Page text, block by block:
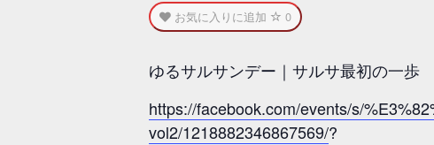
お気に入りに追加 0
ゆるサルサンデー｜サルサ最初の一
https://facebook.com/events/s/
vol2/1218882346867569/?